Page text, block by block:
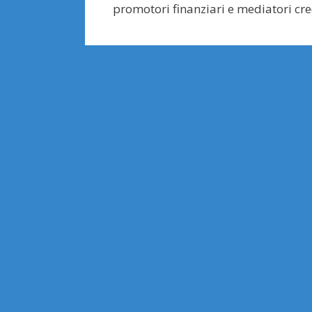
promotori finanziari e mediatori